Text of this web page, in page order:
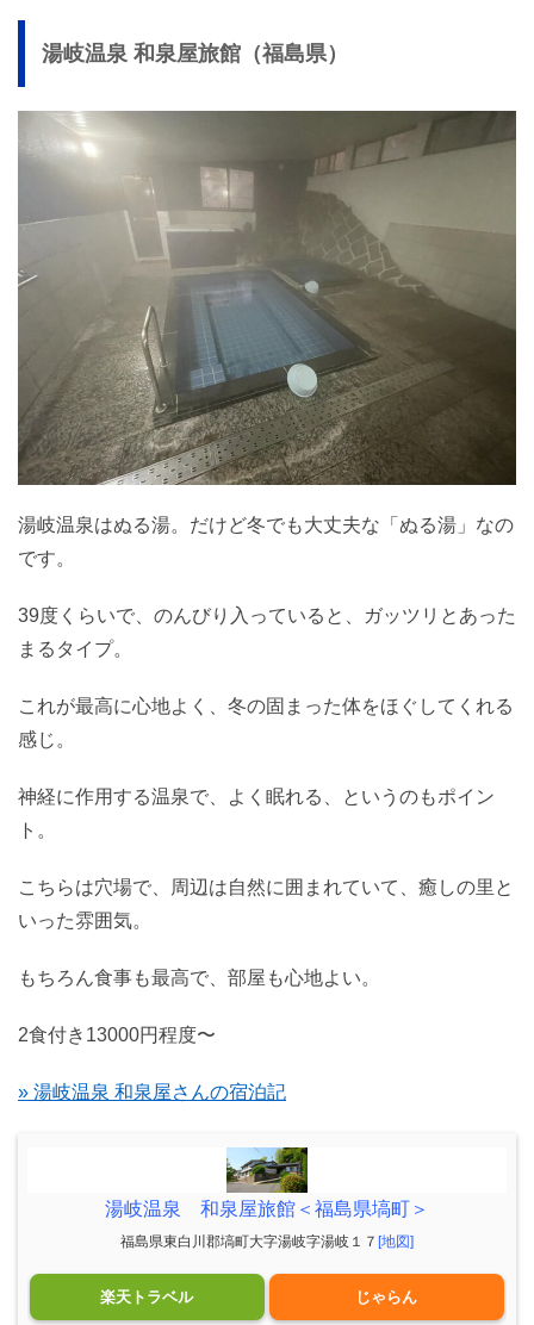
湯岐温泉 和泉屋旅館（福島県）
湯岐温泉はぬる湯。だけど冬でも大丈夫な「ぬる湯」なの
です。
39度くらいで、のんびり入っていると、ガッツリとあった
まるタイプ。
これが最高に心地よく、冬の固まった体をほぐしてくれる
感じ。
神経に作用する温泉で、よく眠れる、というのもポイン
ト。
こちらは穴場で、周辺は自然に囲まれていて、癒しの里と
いった雰囲気。
もちろん食事も最高で、部屋も心地よい。
2食付き13000円程度〜
» 湯岐温泉 和泉屋さんの宿泊記
湯岐温泉 和泉屋旅館＜福島県塙町＞
福島県東白川郡塙町大字湯岐字湯岐１７ [地図]
楽天トラベル じゃらん